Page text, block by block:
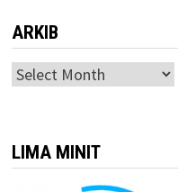
ARKIB
ARKIB
LIMA MINIT